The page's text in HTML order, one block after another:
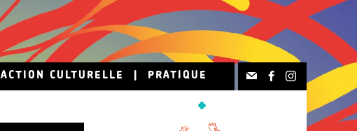
ACTION CULTURELLE PRATIQUE